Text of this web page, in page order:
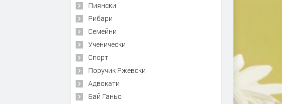
Пиянски
Рибари
Семейни
Ученически
Спорт
Поручик Ржевски
Адвокати
Бай Ганьо